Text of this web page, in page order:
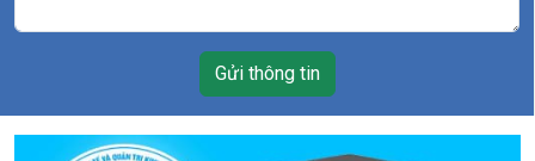
Gửi thông tin